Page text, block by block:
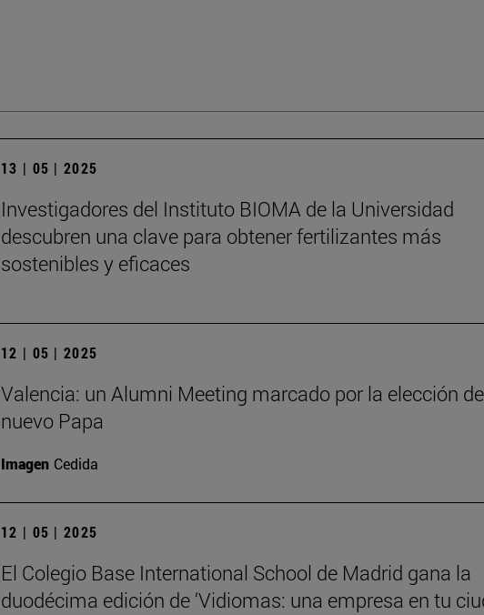
13 | 05 | 2025
Investigadores del Instituto BIOMA de la Universidad
descubren una clave para obtener fertilizantes más
sostenibles y eficaces
12 | 05 | 2025
Valencia: un Alumni Meeting marcado por la elección
nuevo Papa
Imagen Cedida
12 | 05 | 2025
El Colegio Base International School de Madrid gana la
duodécima edición de ‘Vidiomas: una empresa en tu